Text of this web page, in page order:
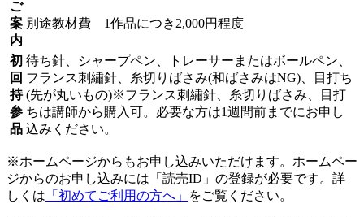
ご
案
内
別途教材費 1作品につき2,000円程度
初
回
持
参
品
待ち針、シャープペン、トレーサーまたはボールペン、
フランス刺繡針、糸切りばさみ(和ばさみはNG)、目打ち
(先が丸いもの)※フランス刺繡針、糸切りばさみ、目打
ちは講師から購入可。必要な方は1週間前までにお申し
込みください。
※ホームページからもお申し込みいただけます。ホームペー
ジからのお申し込みには「読売ID」の登録が必要です。詳
しくは 「初めてご利用の方へ」 をご覧ください。